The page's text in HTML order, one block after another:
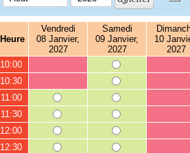
Heure
Vendredi
08 Janvier,
2027
Samedi
09 Janvier,
2027
10
2027
10:00
10:30
11:00
11:30
12:00
12:30